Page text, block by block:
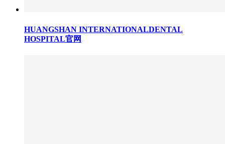
HUANGSHAN INTERNATIONALDENTAL
HOSPITAL官网